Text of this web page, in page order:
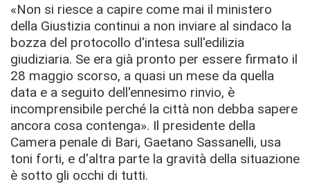
«Non si riesce a capire come mai il ministero
della Giustizia continui a non inviare al sindaco la
bozza del protocollo d'intesa sull'edilizia
giudiziaria. Se era già pronto per essere firmato il
28 maggio scorso, a quasi un mese da quella
data e a seguito dell'ennesimo rinvio, è
incomprensibile perché la città non debba sapere
ancora cosa contenga». Il presidente della
Camera penale di Bari, Gaetano Sassanelli, usa
toni forti, e d'altra parte la gravità della situazione
è sotto gli occhi di tutti.